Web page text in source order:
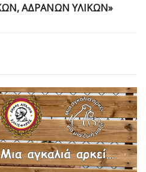
ΑΔΡΑΝΩΝ ΥΛΙΚΩΝ»